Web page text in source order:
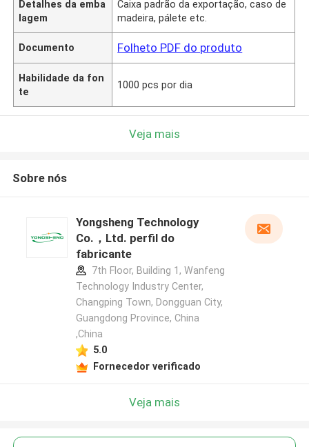
Detalhes da emba
lagem
Caixa padrão da exportação, caso de
madeira, pálete etc.
Documento Folheto PDF do produto
Habilidade da fon
te
1000 pcs por dia
Veja mais
Sobre nós
Yongsheng Technology
Co.，Ltd. perfil do
fabricante
7th Floor, Building 1, Wanfeng
Technology Industry Center,
Changping Town, Dongguan City,
Guangdong Province, China
,China
5.0
Fornecedor verificado
Veja mais